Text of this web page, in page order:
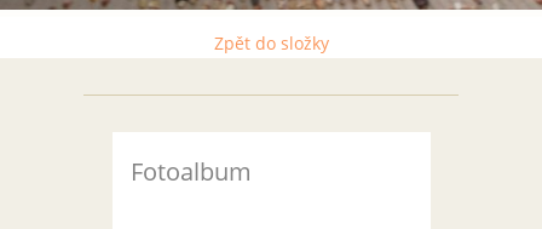
Zpět do složky
Fotoalbum